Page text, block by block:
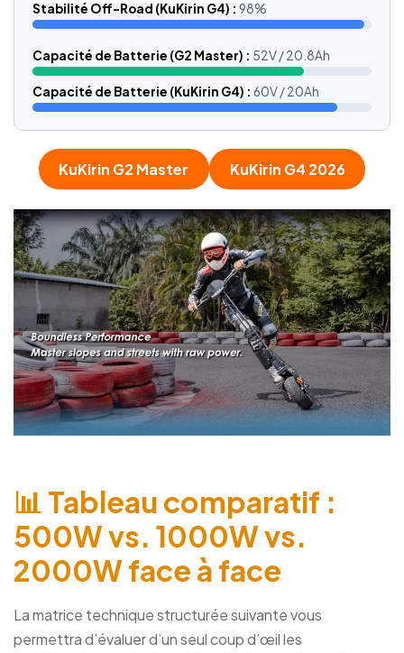
Stabilité Off-Road (KuKirin G4) : 98%
Capacité de Batterie (G2 Master) : 52V / 20.8Ah
Capacité de Batterie (KuKirin G4) : 60V / 20Ah
KuKirin G2 Master KuKirin G4 2026
📊 Tableau comparatif :
500W vs. 1000W vs.
2000W face à face
La matrice technique structurée suivante vous
permettra d’évaluer d’un seul coup d’œil les